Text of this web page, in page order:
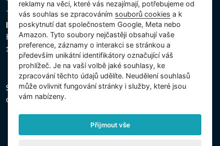
Intex Trading, s.r.o.
Hradecká 2526/3
130 00 Praha 3 - Česká republika
Společnost je zapsána u Městského soudu v Praze,
oddíl C, vložka 74759, IČ 26150808, DIČ CZ26150808.
reklamy na věci, které vás nezajímají, potřebujeme od
vás souhlas se zpracováním souborů cookies a k
poskytnutí dat společnostem Google, Meta nebo
Amazon. Tyto soubory nejčastěji obsahují vaše
preference, záznamy o interakci se stránkou a
především unikátní identifikátory označující váš
prohlížeč. Je na vaší volbě jaké souhlasy, ke
zpracování těchto údajů udělíte. Neudělení souhlasů
může ovlivnit fungování stránky i služby, které jsou
vám nabízeny.
Přijmout vše